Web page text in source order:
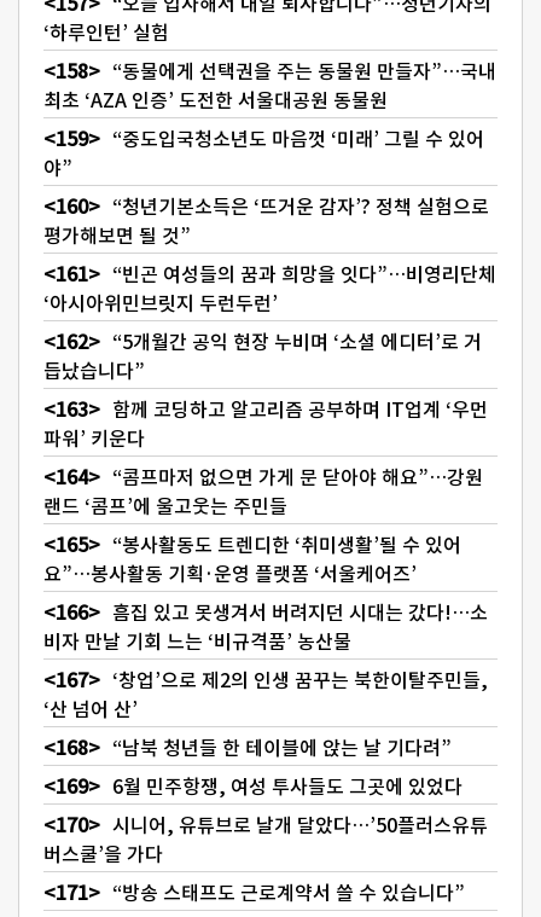
‘하루인턴’ 실험
“동물에게 선택권을 주는 동물원 만들자”…국내
최초 ‘AZA 인증’ 도전한 서울대공원 동물원
“중도입국청소년도 마음껏 ‘미래’ 그릴 수 있어
야”
“청년기본소득은 ‘뜨거운 감자’? 정책 실험으로
평가해보면 될 것”
“빈곤 여성들의 꿈과 희망을 잇다”…비영리단체
‘아시아위민브릿지 두런두런’
“5개월간 공익 현장 누비며 ‘소셜 에디터’로 거
듭났습니다”
함께 코딩하고 알고리즘 공부하며 IT업계 ‘우먼
파워’ 키운다
“콤프마저 없으면 가게 문 닫아야 해요”…강원
랜드 ‘콤프’에 울고웃는 주민들
“봉사활동도 트렌디한 ‘취미생활’될 수 있어
요”…봉사활동 기획·운영 플랫폼 ‘서울케어즈’
흠집 있고 못생겨서 버려지던 시대는 갔다!…소
비자 만날 기회 느는 ‘비규격품’ 농산물
‘창업’으로 제2의 인생 꿈꾸는 북한이탈주민들,
‘산 넘어 산’
“남북 청년들 한 테이블에 앉는 날 기다려”
6월 민주항쟁, 여성 투사들도 그곳에 있었다
시니어, 유튜브로 날개 달았다…’50플러스유튜
버스쿨’을 가다
“방송 스태프도 근로계약서 쓸 수 있습니다”